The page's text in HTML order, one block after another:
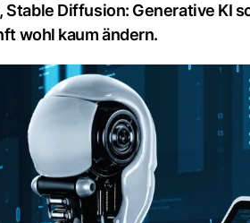
Stable Diffusion: Generative KI
wohl kaum ändern.